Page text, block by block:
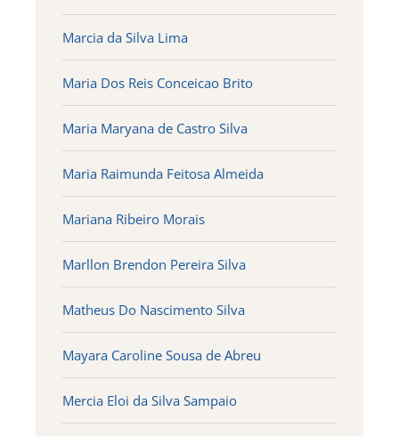
Marcia da Silva Lima
Maria Dos Reis Conceicao Brito
Maria Maryana de Castro Silva
Maria Raimunda Feitosa Almeida
Mariana Ribeiro Morais
Marllon Brendon Pereira Silva
Matheus Do Nascimento Silva
Mayara Caroline Sousa de Abreu
Mercia Eloi da Silva Sampaio